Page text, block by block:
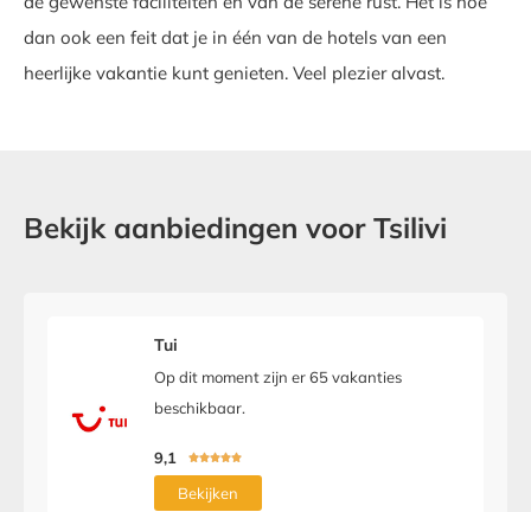
dan ook een feit dat je in één van de hotels van een
heerlijke vakantie kunt genieten. Veel plezier alvast.
Bekijk aanbiedingen voor Tsilivi
Tui
Op dit moment zijn er 65 vakanties
beschikbaar.
9,1 
Bekijken